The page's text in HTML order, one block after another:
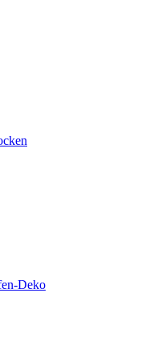
Deko